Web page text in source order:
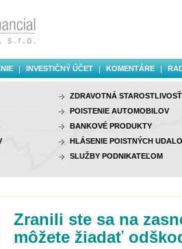
INVESTIČNÝ ÚČET KOMENTÁRE
ZDRAVOTNÁ STAROSTLIVOSŤ
POISTENIE AUTOMOBILOV
BANKOVÉ PRODUKTY
HLÁSENIE POISTNÝCH
SLUŽBY PODNIKATEĽOM
Zranili ste sa na
môžete žiadať